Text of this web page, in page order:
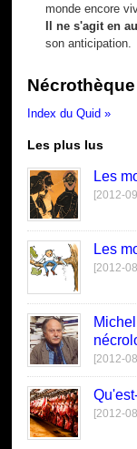
monde encore
Il ne s'agit en
son anticipation.
Nécrothèque
Index du Quid »
Les plus lus
Les
[2012-
Les
[2012-
[2012-
[2012-